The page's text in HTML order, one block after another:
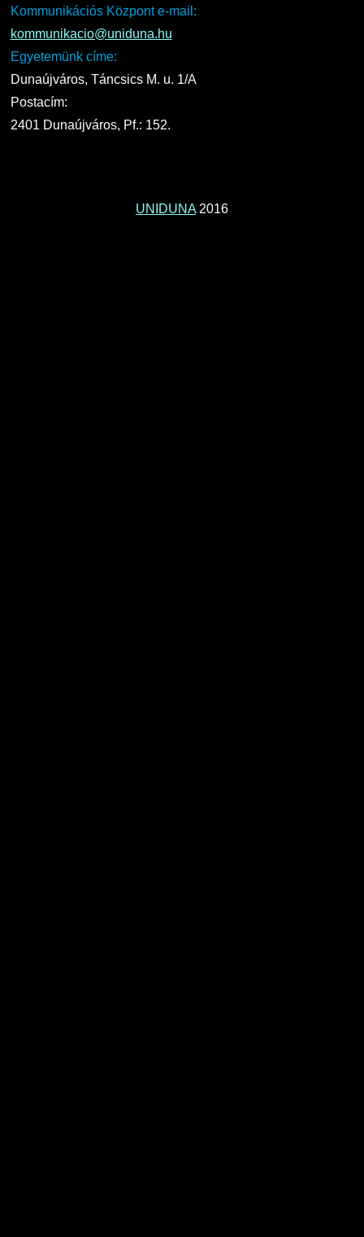
Kommunikációs Központ e-mail:
kommunikacio@uniduna.hu
Egyetemünk címe:
Dunaújváros, Táncsics M. u. 1/A
Postacím:
2401 Dunaújváros, Pf.: 152.
UNIDUNA2016